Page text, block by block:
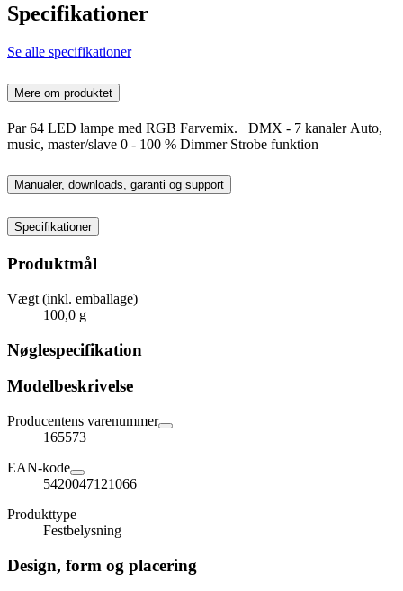
Specifikationer
Se alle specifikationer
Mere om produktet
Par 64 LED lampe med RGB Farvemix. DMX - 7 kanaler Auto,
music, master/slave 0 - 100 % Dimmer Strobe funktion
Manualer, downloads, garanti og support
Specifikationer
Produktmål
Vægt (inkl. emballage)
100,0 g
Nøglespecifikation
Modelbeskrivelse
Producentens varenummer
165573
EAN-kode
5420047121066
Produkttype
Festbelysning
Design, form og placering